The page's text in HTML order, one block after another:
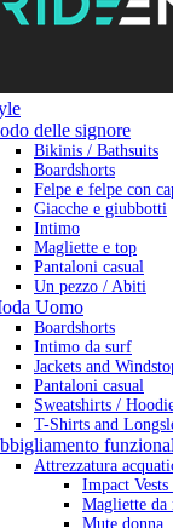
delle signore
Bikinis / Bathsuits
Boardshorts
Felpe e felpe con
Giacche e giubbotti
Intimo
Magliette e top
Pantaloni casual
Un pezzo / Abiti
Uomo
Boardshorts
Intimo da surf
Jackets and
Pantaloni casual
Sweatshirts /
T-Shirts and
Attrezzatura
Impact Vests
Magliette da
Mute donna